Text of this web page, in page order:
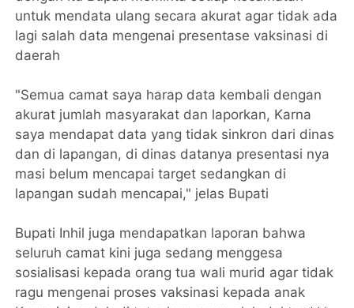
untuk mendata ulang secara akurat agar tidak ada
lagi salah data mengenai presentase vaksinasi di
daerah
"Semua camat saya harap data kembali dengan
akurat jumlah masyarakat dan laporkan, Karna
saya mendapat data yang tidak sinkron dari dinas
dan di lapangan, di dinas datanya presentasi nya
masi belum mencapai target sedangkan di
lapangan sudah mencapai," jelas Bupati
Bupati Inhil juga mendapatkan laporan bahwa
seluruh camat kini juga sedang menggesa
sosialisasi kepada orang tua wali murid agar tidak
ragu mengenai proses vaksinasi kepada anak